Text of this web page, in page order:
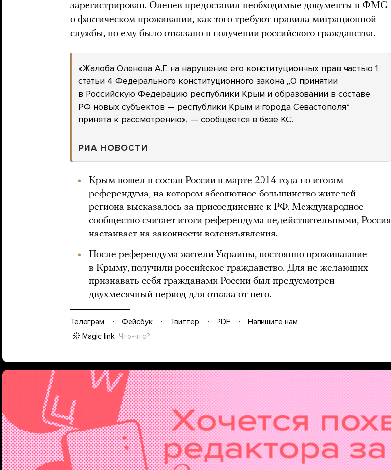
зарегистрирован. Оленев предоставил необходимые документы в ФМС
о фактическом проживании, как того требуют правила миграционной
службы, но ему было отказано в получении российского гражданства.
«Жалоба Оленева А.Г. на нарушение его конституционных прав частью 1
статьи 4 Федерального конституционного закона „О принятии
в Российскую Федерацию республики Крым и образовании в составе
РФ новых субъектов — республики Крым и города Севастополя“
принята к рассмотрению», — сообщается в базе КС.
РИА НОВОСТИ
Крым вошел в состав России в марте 2014 года по итогам
референдума, на котором абсолютное большинство жителей
региона высказалось за присоединение к РФ. Международное
сообщество считает итоги референдума недействительными, Россия
настаивает на законности волеизъявления.
После референдума жители Украины, постоянно проживавшие
в Крыму, получили российское гражданство. Для не желающих
признавать себя гражданами России был предусмотрен
двухмесячный период для отказа от него.
Телеграм Фейсбук Твиттер PDF
Напишите нам
Magic link Что-что?